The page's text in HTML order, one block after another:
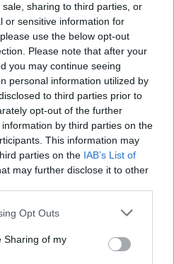
sharing to third parties, or
or sensitive information for
use the below opt-out
Please note that after your
you may continue seeing
personal information utilized by
to third parties prior to
opt-out of the further
by third parties on the
This information may
parties on the IAB’s List of
may further disclose it to other
app uses one or more Google
behaviour. You may click to
and its third-party tags to
Opt Outs
Sharing of my
támogató
támogató